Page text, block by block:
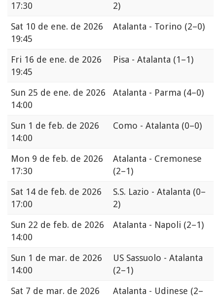
17:30
2)
Sat 10 de ene. de 2026
19:45
Atalanta - Torino (2–0)
Fri 16 de ene. de 2026
19:45
Pisa - Atalanta (1–1)
Sun 25 de ene. de 2026
14:00
Atalanta - Parma (4–0)
Sun 1 de feb. de 2026
14:00
Como - Atalanta (0–0)
Mon 9 de feb. de 2026
17:30
Atalanta - Cremonese
(2–1)
Sat 14 de feb. de 2026
17:00
S.S. Lazio - Atalanta (0–
2)
Sun 22 de feb. de 2026
14:00
Atalanta - Napoli (2–1)
Sun 1 de mar. de 2026
14:00
US Sassuolo - Atalanta
(2–1)
Sat 7 de mar. de 2026
Atalanta - Udinese (2–